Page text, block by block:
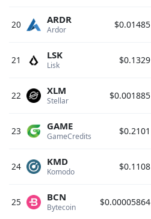
20 Ardor
ARDR $0.01485
21 Lisk
LSK $0.1329
22 Stellar
XLM $0.001885
23 GameCredits
GAME $0.2101
24 Komodo
KMD $0.1108
25 Bytecoin
BCN $0.00005864